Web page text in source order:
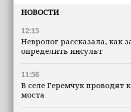
НОВОСТИ
12:15
Невролог рассказала, как
определить инсульт
11:56
В селе Геремчук проводят
моста